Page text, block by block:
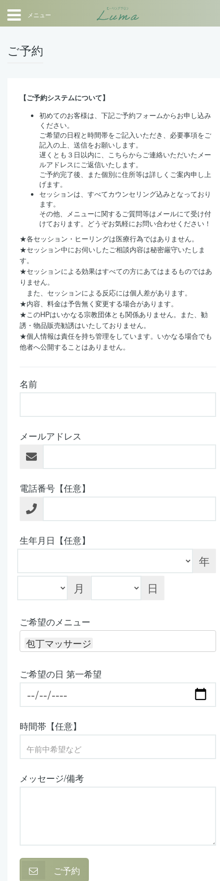
メニュー
ご予約
【ご予約システムについて】
初めてのお客様は、下記ご予約フォームからお申し込み
ください。
ご希望の日程と時間帯をご記入いただき、必要事項をご
記入の上、送信をお願いします。
遅くとも３日以内に、こちらからご連絡いただいたメー
ルアドレスにご返信いたします。
ご予約完了後、また個別に住所等は詳しくご案内申し上
げます。
セッションは、すべてカウンセリング込みとなっており
ます。
その他、メニューに関するご質問等はメールにて受け付
けております。どうぞお気軽にお問い合わせください！
★各セッション・ヒーリングは医療行為ではありません。
★セッション中にお伺いしたご相談内容は秘密厳守いたしま
す。
★セッションによる効果はすべての方にあてはまるものではあ
りません。
また、セッションによる反応には個人差があります。
★内容、料金は予告無く変更する場合があります。
★このHPはいかなる宗教団体とも関係ありません。また、勧
誘・物品販売勧誘はいたしておりません。
★個人情報は責任を持ち管理をしています。いかなる場合でも
他者へ公開することはありません。
名前
メールアドレス
電話番号【任意】
生年月日【任意】
年
月
日
ご希望のメニュー
包丁マッサージ
ご希望の日 第一希望
時間帯【任意】
メッセージ/備考
ご予約